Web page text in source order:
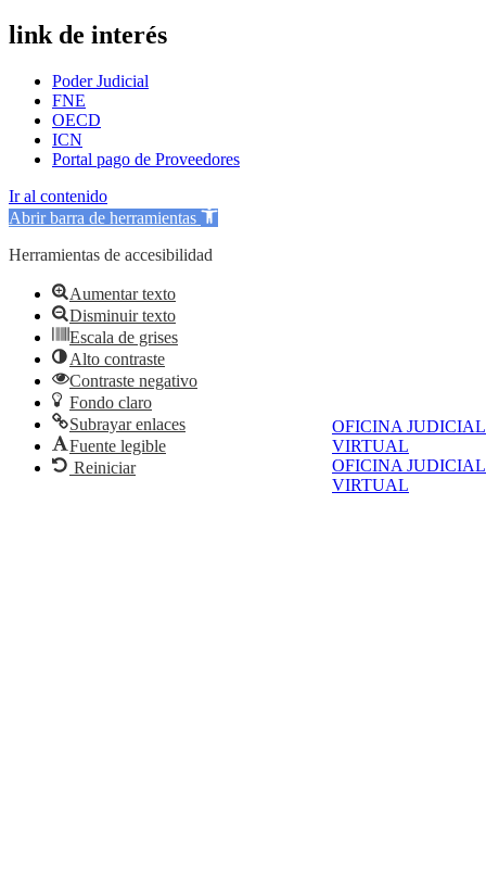
OFICINA JUDICIAL
VIRTUAL
OFICINA JUDICIAL
VIRTUAL
link de interés
Poder Judicial
FNE
OECD
ICN
Portal pago de Proveedores
Ir al contenido
Abrir barra de herramientas
Herramientas de accesibilidad
Aumentar texto
Disminuir texto
Escala de grises
Alto contraste
Contraste negativo
Fondo claro
Subrayar enlaces
Fuente legible
Reiniciar